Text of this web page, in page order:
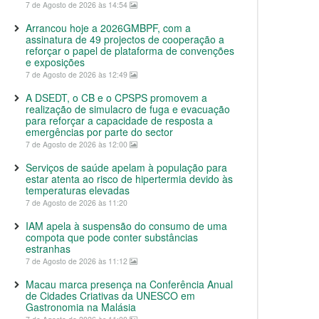
7 de Agosto de 2026 às 14:54
Arrancou hoje a 2026GMBPF, com a
assinatura de 49 projectos de cooperação a
reforçar o papel de plataforma de convenções
e exposições
7 de Agosto de 2026 às 12:49
A DSEDT, o CB e o CPSPS promovem a
realização de simulacro de fuga e evacuação
para reforçar a capacidade de resposta a
emergências por parte do sector
7 de Agosto de 2026 às 12:00
Serviços de saúde apelam à população para
estar atenta ao risco de hipertermia devido às
temperaturas elevadas
7 de Agosto de 2026 às 11:20
IAM apela à suspensão do consumo de uma
compota que pode conter substâncias
estranhas
7 de Agosto de 2026 às 11:12
Macau marca presença na Conferência Anual
de Cidades Criativas da UNESCO em
Gastronomia na Malásia